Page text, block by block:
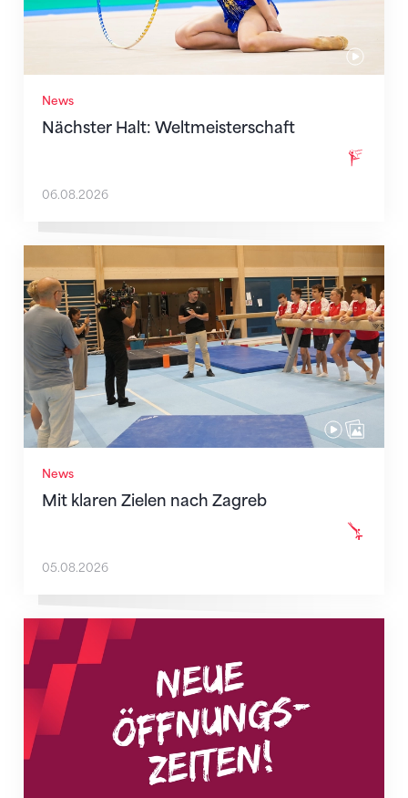
News
Nächster Halt: Weltmeisterschaft
06.08.2026
News
Mit klaren Zielen nach Zagreb
Mit klaren Zielen nach Zagreb
05.08.2026
Neue Empfangszeiten ab 1. August 2026